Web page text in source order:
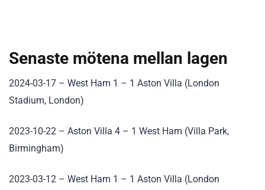
Senaste mötena mellan lagen
2024-03-17 – West Ham 1 – 1 Aston Villa (London
Stadium, London)
2023-10-22 – Aston Villa 4 – 1 West Ham (Villa Park,
Birmingham)
2023-03-12 – West Ham 1 – 1 Aston Villa (London